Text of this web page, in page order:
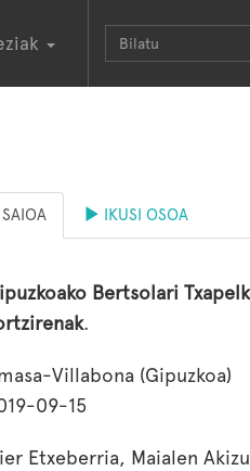
SAIOA IKUSI OSOA
Bertsolari
.
Villabona (Gipuzkoa)
09-15
Etxeberria, Maialen